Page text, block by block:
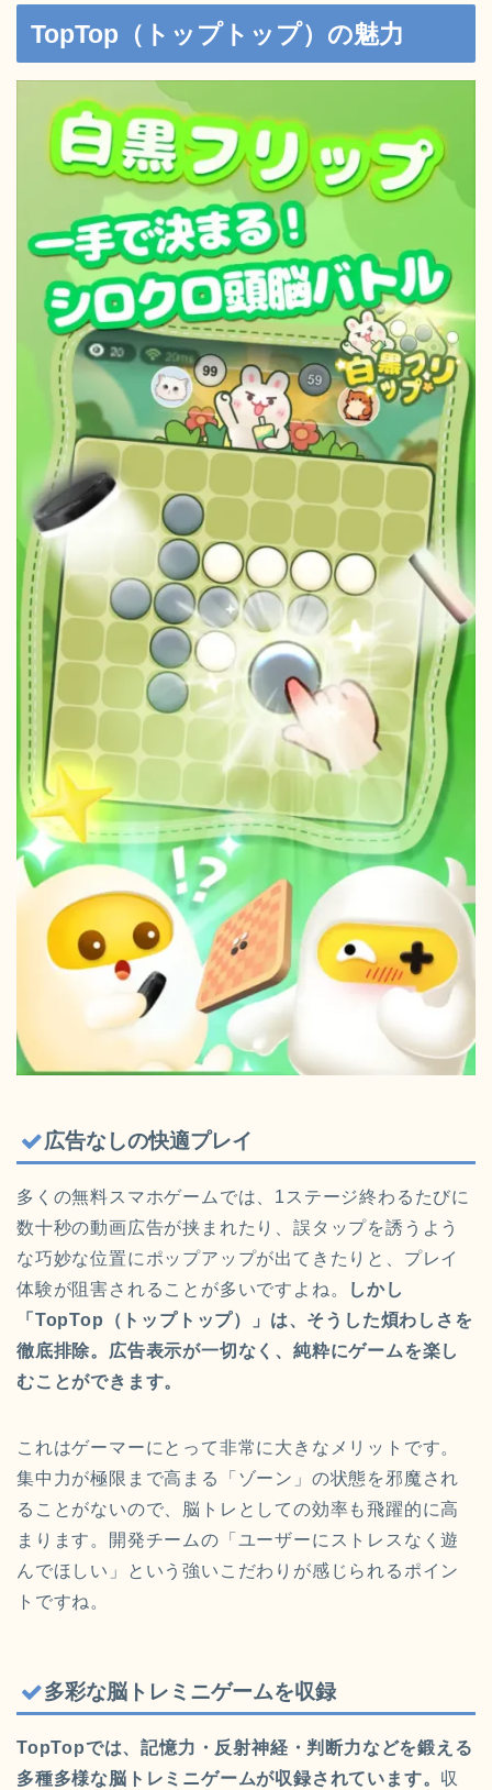
TopTop（トップトップ）の魅力
広告なしの快適プレイ
多くの無料スマホゲームでは、1ステージ終わるたびに
数十秒の動画広告が挟まれたり、誤タップを誘うよう
な巧妙な位置にポップアップが出てきたりと、プレイ
体験が阻害されることが多いですよね。
しかし
「TopTop（トップトップ）」は、そうした煩わしさを
徹底排除。広告表示が一切なく、純粋にゲームを楽し
むことができます。
これはゲーマーにとって非常に大きなメリットです。
集中力が極限まで高まる「ゾーン」の状態を邪魔され
ることがないので、脳トレとしての効率も飛躍的に高
まります。開発チームの「ユーザーにストレスなく遊
んでほしい」という強いこだわりが感じられるポイン
トですね。
多彩な脳トレミニゲームを収録
TopTopでは、記憶力・反射神経・判断力などを鍛える
多種多様な脳トレミニゲームが収録されています。 収